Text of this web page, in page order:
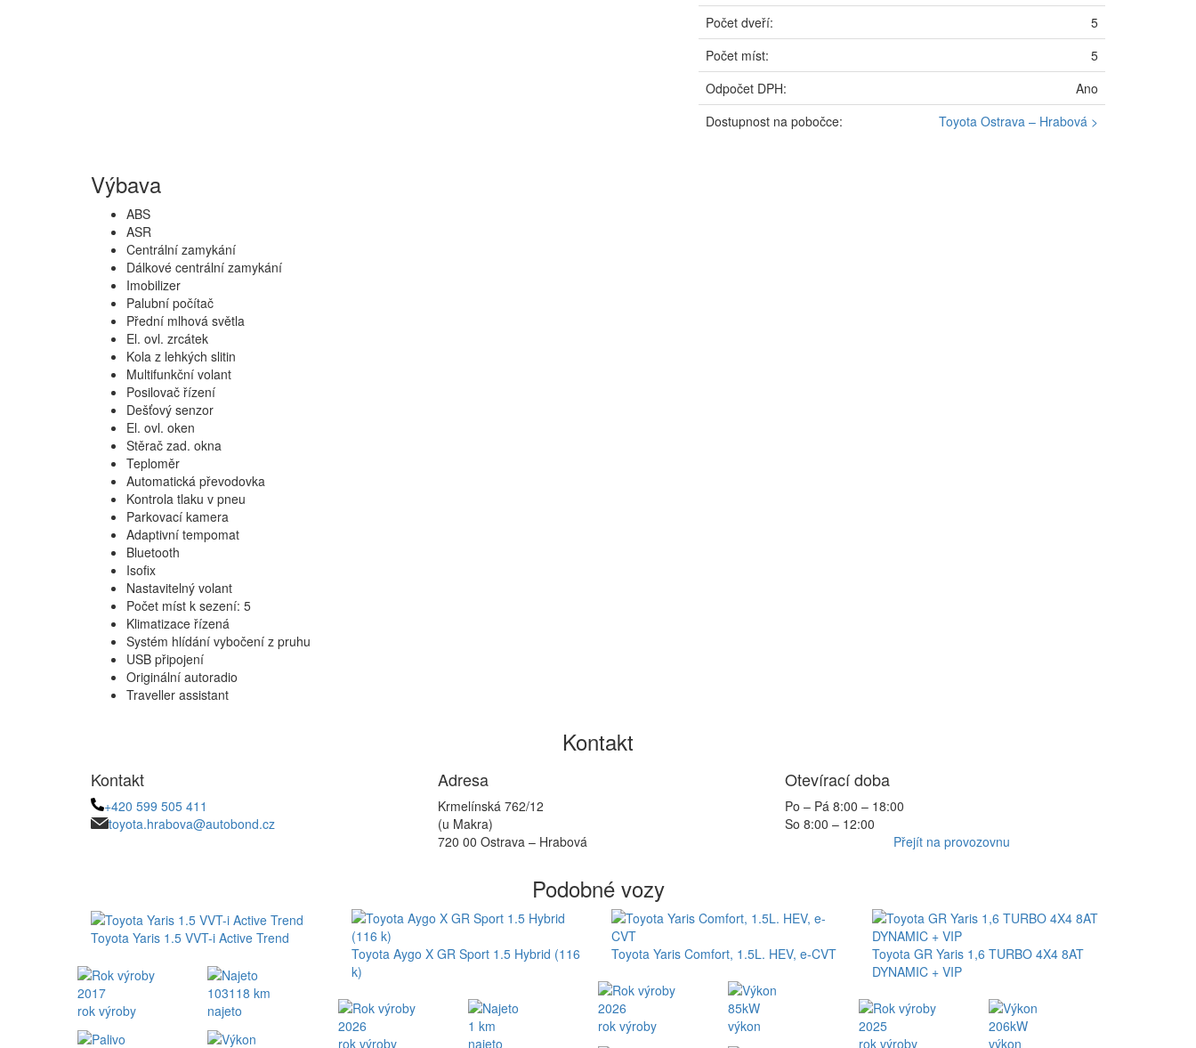
Počet dveří:
5
Počet míst:
5
Odpočet DPH:
Ano
Dostupnost na pobočce:
Toyota Ostrava – Hrabová >
Výbava
ABS
ASR
Centrální zamykání
Dálkové centrální zamykání
Imobilizer
Palubní počítač
Přední mlhová světla
El. ovl. zrcátek
Kola z lehkých slitin
Multifunkční volant
Posilovač řízení
Dešťový senzor
El. ovl. oken
Stěrač zad. okna
Teploměr
Automatická převodovka
Kontrola tlaku v pneu
Parkovací kamera
Adaptivní tempomat
Bluetooth
Isofix
Nastavitelný volant
Počet míst k sezení: 5
Klimatizace řízená
Systém hlídání vybočení z pruhu
USB připojení
Originální autoradio
Traveller assistant
Kontakt
Kontakt
+420 599 505 411
toyota.hrabova@autobond.cz
Adresa
Krmelínská 762/12
(u Makra)
720 00 Ostrava – Hrabová
Otevírací doba
Po – Pá 8:00 – 18:00
So 8:00 – 12:00
Přejít na provozovnu
Podobné vozy
Toyota Yaris 1.5 VVT-i Active Trend
2017
rok výroby
103118 km
najeto
Toyota Aygo X GR Sport 1.5 Hybrid (116
k)
2026
rok výroby
1 km
najeto
Toyota Yaris Comfort, 1.5L. HEV, e-CVT
2026
rok výroby
85kW
výkon
Toyota GR Yaris 1,6 TURBO 4X4 8AT
DYNAMIC + VIP
2025
rok výroby
206kW
výkon